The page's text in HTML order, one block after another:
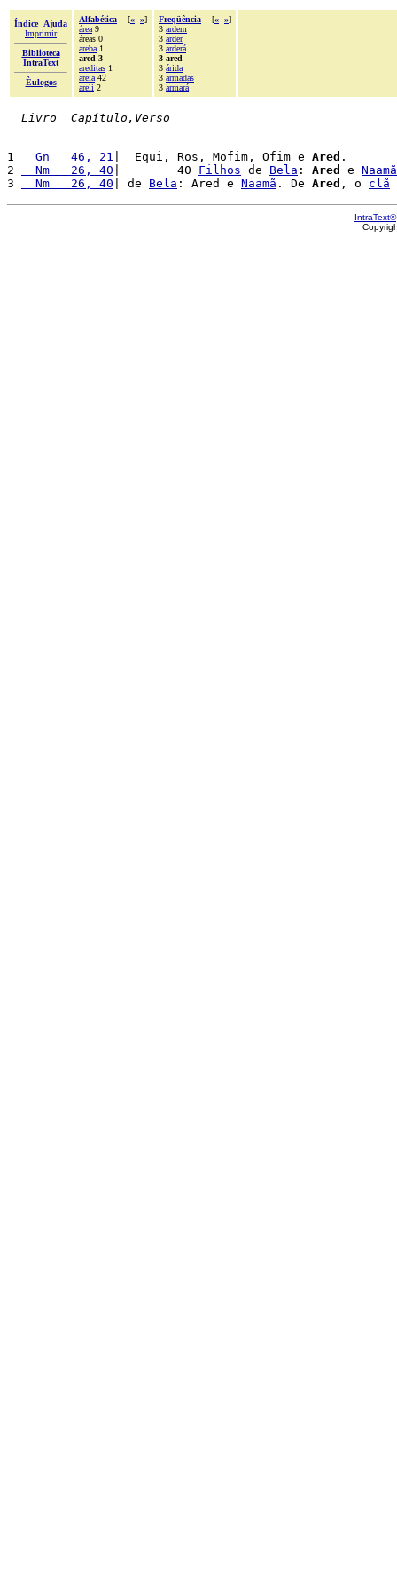
Índice
Ajuda
Imprimir
Biblioteca
IntraText
Èulogos
Alfabética [« »]
área 9
áreas 0
areba 1
ared 3
areditas 1
areia 42
areli 2
Freqüência [« »]
3 ardem
3 arder
3 arderá
3 ared
3 árida
3 armadas
3 armará
Livro  Capítulo,Verso
1
  Gn   46, 21
|  Equi, Ros, Mofim, Ofim e Ared .
2
  Nm   26, 40
|        40 Filhos de Bela : Ared e Naamã
3
  Nm   26, 40
| de Bela : Ared e Naamã . De Ared , o clã
IntraText®